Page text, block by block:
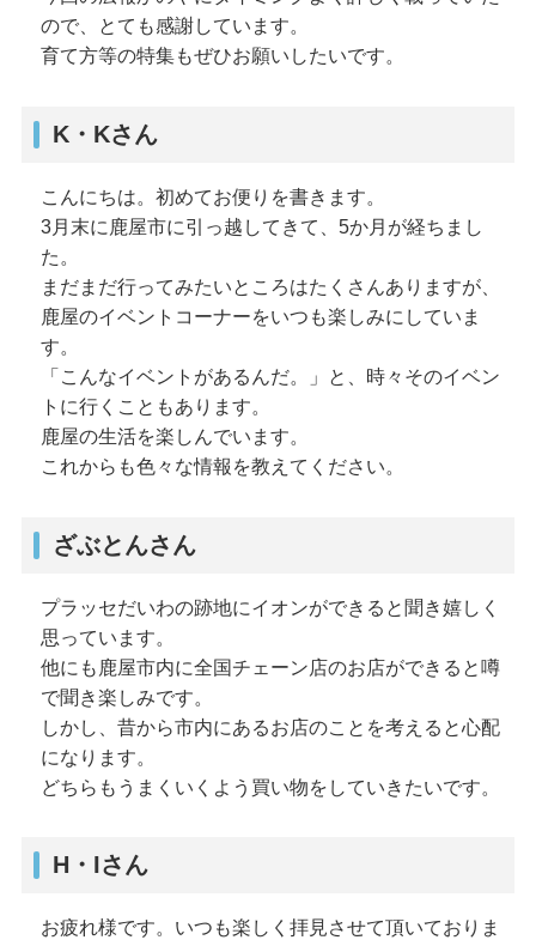
ので、とても感謝しています。
育て方等の特集もぜひお願いしたいです。
K・Kさん
こんにちは。初めてお便りを書きます。
3月末に鹿屋市に引っ越してきて、5か月が経ちまし
た。
まだまだ行ってみたいところはたくさんありますが、
鹿屋のイベントコーナーをいつも楽しみにしていま
す。
「こんなイベントがあるんだ。」と、時々そのイベン
トに行くこともあります。
鹿屋の生活を楽しんでいます。
これからも色々な情報を教えてください。
ざぶとんさん
プラッセだいわの跡地にイオンができると聞き嬉しく
思っています。
他にも鹿屋市内に全国チェーン店のお店ができると噂
で聞き楽しみです。
しかし、昔から市内にあるお店のことを考えると心配
になります。
どちらもうまくいくよう買い物をしていきたいです。
H・Iさん
お疲れ様です。いつも楽しく拝見させて頂いておりま